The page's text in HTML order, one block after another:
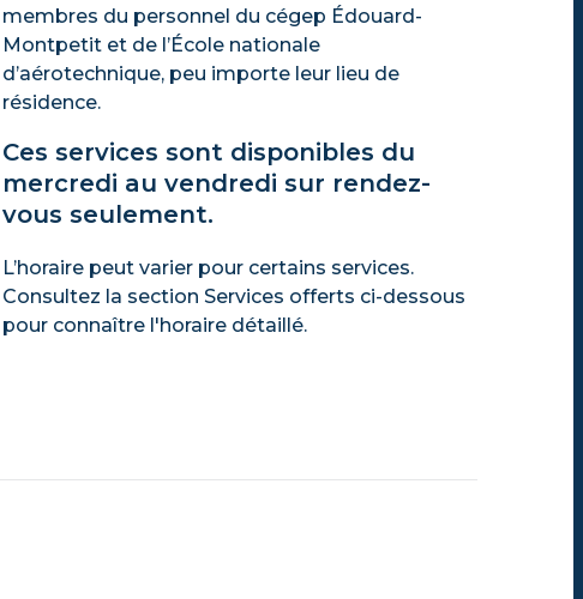
membres du personnel du cégep Édouard-
Montpetit et de l’École nationale
d’aérotechnique, peu importe leur lieu de
résidence.
Ces services sont disponibles du
mercredi au vendredi sur rendez-
vous seulement.
L’horaire peut varier pour certains services.
Consultez la section Services offerts ci-dessous
pour connaître l'horaire détaillé.